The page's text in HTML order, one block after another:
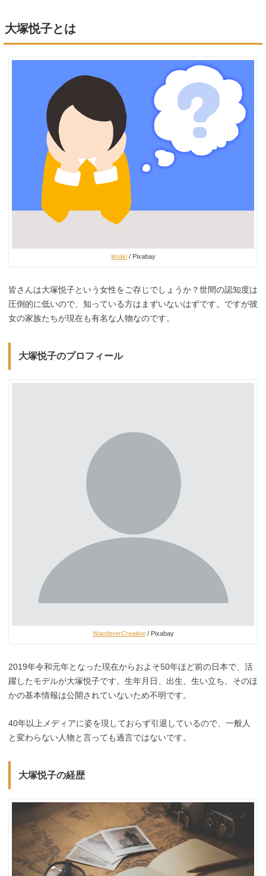
大塚悦子とは
ijmaki/ Pixabay
皆さんは大塚悦子という女性をご存じでしょうか？世間の認知度は
圧倒的に低いので、知っている方はまずいないはずです。ですが彼
女の家族たちが現在も有名な人物なのです。
大塚悦子のプロフィール
WandererCreative/ Pixabay
2019年令和元年となった現在からおよそ50年ほど前の日本で、活
躍したモデルが大塚悦子です。生年月日、出生、生い立ち、そのほ
かの基本情報は公開されていないため不明です。
40年以上メディアに姿を現しておらず引退しているので、一般人
と変わらない人物と言っても過言ではないです。
大塚悦子の経歴